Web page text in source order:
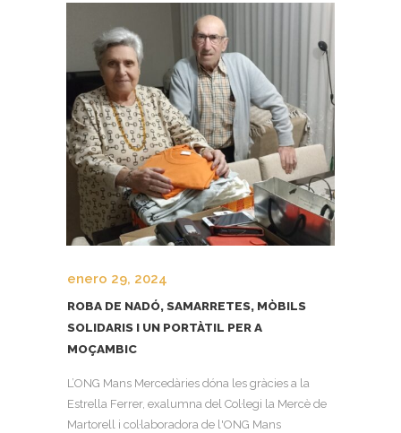
enero 29, 2024
ROBA DE NADÓ, SAMARRETES, MÒBILS
SOLIDARIS I UN PORTÀTIL PER A
MOÇAMBIC
L’ONG Mans Mercedàries dóna les gràcies a la
Estrella Ferrer, exalumna del Col·legi la Mercè de
Martorell i col·laboradora de l'ONG Mans